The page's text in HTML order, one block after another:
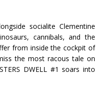
socialite Clementine
cannibals, and the
from inside the cockpit of
the most racous tale on
DWELL #1 soars into